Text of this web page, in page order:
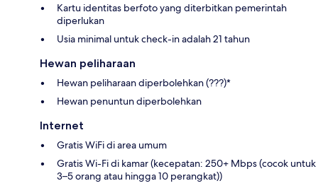
Kartu identitas berfoto yang diterbitkan pemerintah
diperlukan
Usia minimal untuk check-in adalah 21 tahun
Hewan peliharaan
Hewan peliharaan diperbolehkan (???)*
Hewan penuntun diperbolehkan
Internet
Gratis WiFi di area umum
Gratis Wi-Fi di kamar (kecepatan: 250+ Mbps (cocok untuk
3–5 orang atau hingga 10 perangkat))